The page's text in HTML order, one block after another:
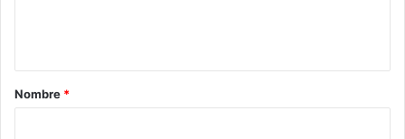
rNombre *